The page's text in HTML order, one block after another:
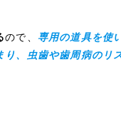
ので、 専用の道具を使
、虫歯や歯周病のリ